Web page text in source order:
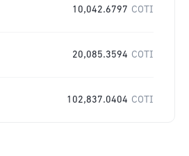
10,042.6797 COTI
20,085.3594 COTI
102,837.0404 COTI